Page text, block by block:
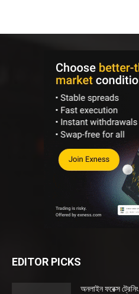
EDITOR PICKS
অনলাইন ফরেক্স ট্রেনিং